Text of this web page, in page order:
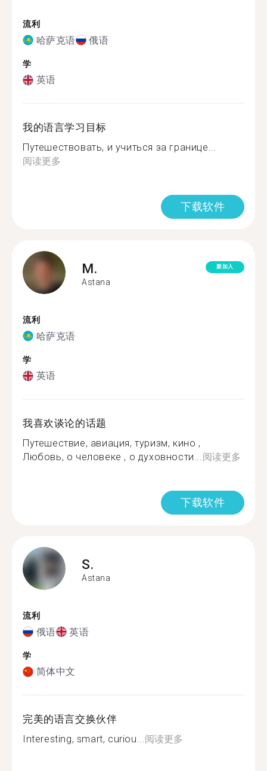
流利
哈萨克语 俄语
学
英语
我的语言学习目标
Путешествовать, и учиться за границе...
阅读更多
下载软件
M.
Astana
新加入
流利
哈萨克语
学
英语
我喜欢谈论的话题
Путешествие, авиация, туризм, кино ,
Любовь, о человеке , о духовности...阅读更多
下载软件
S.
Astana
流利
俄语 英语
学
简体中文
完美的语言交换伙伴
Interesting, smart, curiou...阅读更多